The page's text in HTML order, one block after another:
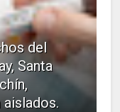
del
Santa
aislados.